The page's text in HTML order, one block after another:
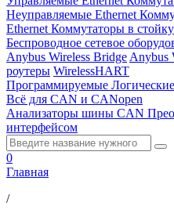
Неуправляемые Ethernet
Ethernet Коммутаторы в стойку
Беспроводное сетевое
Anybus Wireless Bridge Anybus
роутеры WirelessHART
Программируемые
Всё для CAN и CANopen
Анализаторы шины CAN
интерфейсом
0
Главная
/